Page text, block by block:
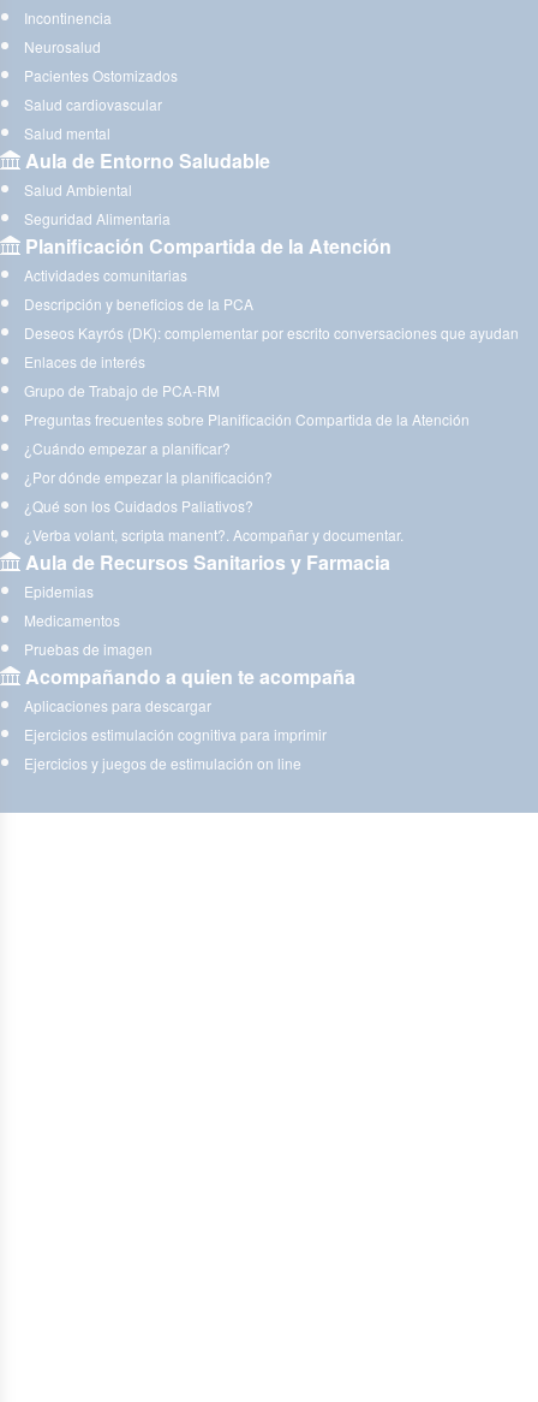
Incontinencia
Neurosalud
Pacientes Ostomizados
Salud cardiovascular
Salud mental
Aula de Entorno Saludable
Salud Ambiental
Seguridad Alimentaria
Planificación Compartida de la Atención
Actividades comunitarias
Descripción y beneficios de la PCA
Deseos Kayrós (DK): complementar por escrito conversaciones que ayudan
Enlaces de interés
Grupo de Trabajo de PCA-RM
Preguntas frecuentes sobre Planificación Compartida de la Atención
¿Cuándo empezar a planificar?
¿Por dónde empezar la planificación?
¿Qué son los Cuidados Paliativos?
¿Verba volant, scripta manent?. Acompañar y documentar.
Aula de Recursos Sanitarios y Farmacia
Epidemias
Medicamentos
Pruebas de imagen
Acompañando a quien te acompaña
Aplicaciones para descargar
Ejercicios estimulación cognitiva para imprimir
Ejercicios y juegos de estimulación on line